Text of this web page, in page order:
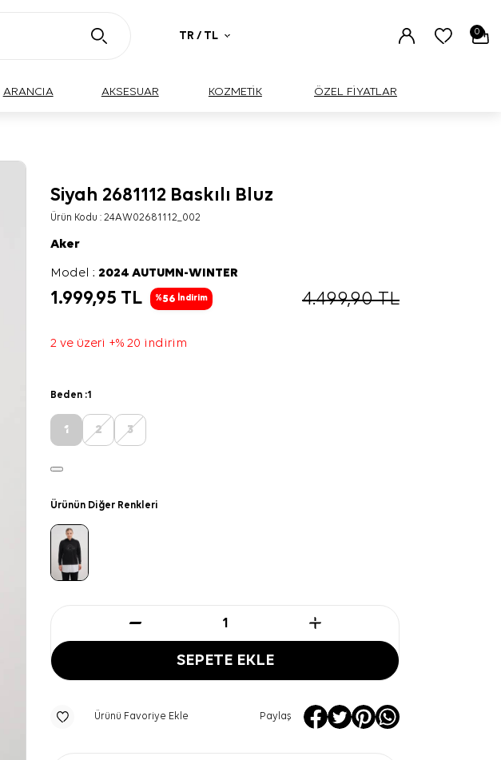
TR / TL 0
ARANCIA AKSESUAR KOZMETİK ÖZEL FİYATLAR
BÜYÜK BEDEN
Siyah 2681112 Baskılı Bluz
Ürün Kodu :24AW02681112_002
Aker
Model :2024 AUTUMN-WINTER
1.999,95 TL %56 İndirim 4.499,90TL
2 ve üzeri +% 20 indirim
Beden :1
1 2 3
Ürünün Diğer Renkleri
SEPETE EKLE
Ürünü Favoriye Ekle Paylaş